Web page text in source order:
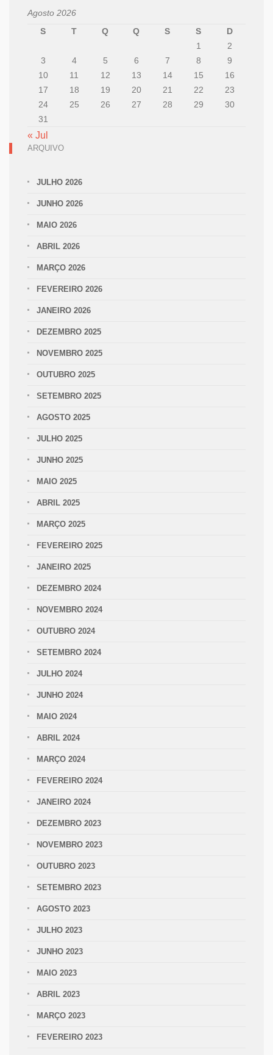
Agosto 2026
S
T Q Q S S
D
1
2
3
4 5 6 7 8
9
10
11 12 13 14 15
16
17
18 19 20 21 22
23
24
25 26 27 28 29
30
31
« Jul
ARQUIVO
JULHO 2026
JUNHO 2026
MAIO 2026
ABRIL 2026
MARÇO 2026
FEVEREIRO 2026
JANEIRO 2026
DEZEMBRO 2025
NOVEMBRO 2025
OUTUBRO 2025
SETEMBRO 2025
AGOSTO 2025
JULHO 2025
JUNHO 2025
MAIO 2025
ABRIL 2025
MARÇO 2025
FEVEREIRO 2025
JANEIRO 2025
DEZEMBRO 2024
NOVEMBRO 2024
OUTUBRO 2024
SETEMBRO 2024
JULHO 2024
JUNHO 2024
MAIO 2024
ABRIL 2024
MARÇO 2024
FEVEREIRO 2024
JANEIRO 2024
DEZEMBRO 2023
NOVEMBRO 2023
OUTUBRO 2023
SETEMBRO 2023
AGOSTO 2023
JULHO 2023
JUNHO 2023
MAIO 2023
ABRIL 2023
MARÇO 2023
FEVEREIRO 2023